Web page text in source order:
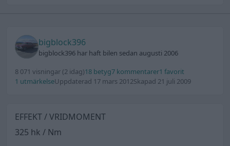
bigblock396
bigblock396 har haft bilen sedan augusti 2006
8 071 visningar (2 idag)18 betyg7 kommentarer1 favorit
1 utmärkelseUppdaterad 17 mars 2012Skapad 21 juli 2009
EFFEKT / VRIDMOMENT
325 hk / Nm